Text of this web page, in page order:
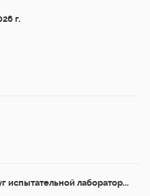
г.
испытательной лаборатор...